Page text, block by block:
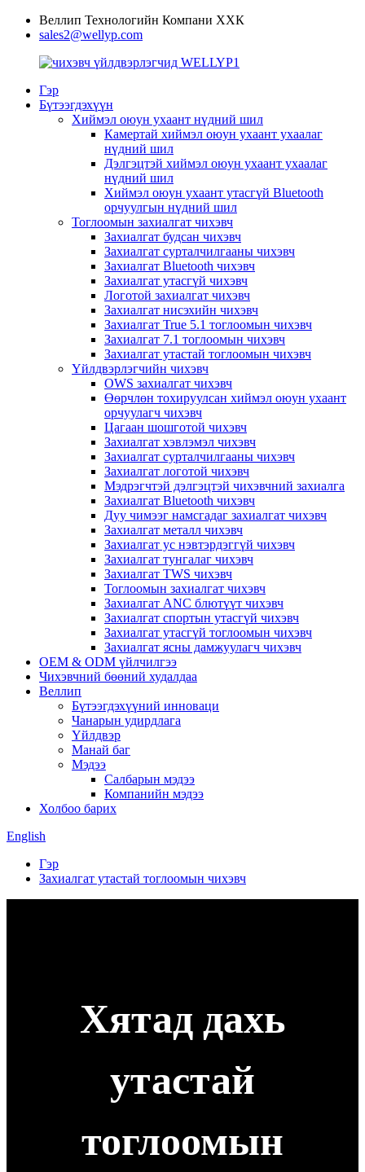
Веллип Технологийн Компани ХХК
sales2@wellyp.com
Гэр
Бүтээгдэхүүн
Хиймэл оюун ухаант нүдний шил
Камертай хиймэл оюун ухаант ухаалаг
нүдний шил
Дэлгэцтэй хиймэл оюун ухаант ухаалаг
нүдний шил
Хиймэл оюун ухаант утасгүй Bluetooth
орчуулгын нүдний шил
Тоглоомын захиалгат чихэвч
Захиалгат будсан чихэвч
Захиалгат сурталчилгааны чихэвч
Захиалгат Bluetooth чихэвч
Захиалгат утасгүй чихэвч
Логотой захиалгат чихэвч
Захиалгат нисэхийн чихэвч
Захиалгат True 5.1 тоглоомын чихэвч
Захиалгат 7.1 тоглоомын чихэвч
Захиалгат утастай тоглоомын чихэвч
Үйлдвэрлэгчийн чихэвч
OWS захиалгат чихэвч
Өөрчлөн тохируулсан хиймэл оюун ухаант
орчуулагч чихэвч
Цагаан шошготой чихэвч
Захиалгат хэвлэмэл чихэвч
Захиалгат сурталчилгааны чихэвч
Захиалгат логотой чихэвч
Мэдрэгчтэй дэлгэцтэй чихэвчний захиалга
Захиалгат Bluetooth чихэвч
Дуу чимээг намсгадаг захиалгат чихэвч
Захиалгат металл чихэвч
Захиалгат ус нэвтэрдэггүй чихэвч
Захиалгат тунгалаг чихэвч
Захиалгат TWS чихэвч
Тоглоомын захиалгат чихэвч
Захиалгат ANC блютүүт чихэвч
Захиалгат спортын утасгүй чихэвч
Захиалгат утасгүй тоглоомын чихэвч
Захиалгат ясны дамжуулагч чихэвч
OEM & ODM үйлчилгээ
Чихэвчний бөөний худалдаа
Веллип
Бүтээгдэхүүний инноваци
Чанарын удирдлага
Үйлдвэр
Манай баг
Мэдээ
Салбарын мэдээ
Компанийн мэдээ
Холбоо барих
English
Гэр
Захиалгат утастай тоглоомын чихэвч
Хятад дахь
утастай
тоглоомын